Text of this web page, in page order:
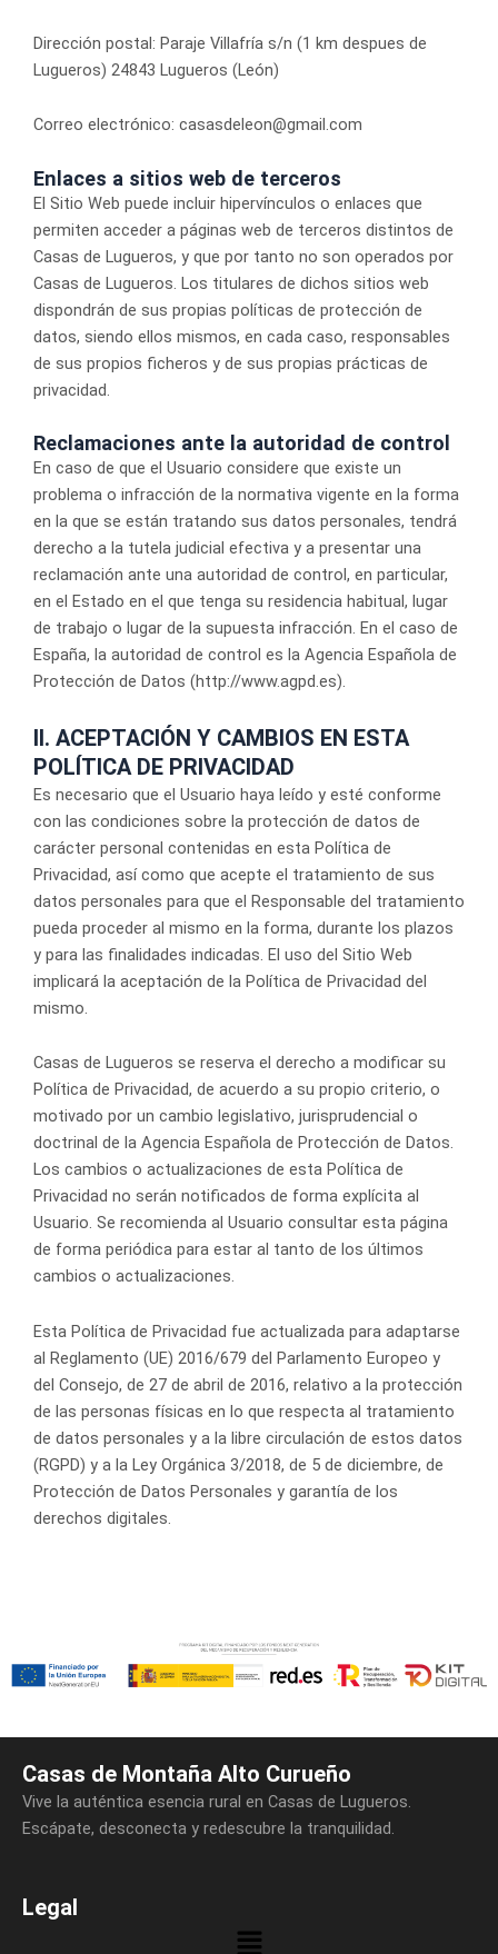
Dirección postal: Paraje Villafría s/n (1 km despues de
Lugueros) 24843 Lugueros (León)
Correo electrónico: casasdeleon@gmail.com
Enlaces a sitios web de terceros
El Sitio Web puede incluir hipervínculos o enlaces que
permiten acceder a páginas web de terceros distintos de
Casas de Lugueros, y que por tanto no son operados por
Casas de Lugueros. Los titulares de dichos sitios web
dispondrán de sus propias políticas de protección de
datos, siendo ellos mismos, en cada caso, responsables
de sus propios ficheros y de sus propias prácticas de
privacidad.
Reclamaciones ante la autoridad de control
En caso de que el Usuario considere que existe un
problema o infracción de la normativa vigente en la forma
en la que se están tratando sus datos personales, tendrá
derecho a la tutela judicial efectiva y a presentar una
reclamación ante una autoridad de control, en particular,
en el Estado en el que tenga su residencia habitual, lugar
de trabajo o lugar de la supuesta infracción. En el caso de
España, la autoridad de control es la Agencia Española de
Protección de Datos (http://www.agpd.es).
II. ACEPTACIÓN Y CAMBIOS EN ESTA
POLÍTICA DE PRIVACIDAD
Es necesario que el Usuario haya leído y esté conforme
con las condiciones sobre la protección de datos de
carácter personal contenidas en esta Política de
Privacidad, así como que acepte el tratamiento de sus
datos personales para que el Responsable del tratamiento
pueda proceder al mismo en la forma, durante los plazos
y para las finalidades indicadas. El uso del Sitio Web
implicará la aceptación de la Política de Privacidad del
mismo.
Casas de Lugueros se reserva el derecho a modificar su
Política de Privacidad, de acuerdo a su propio criterio, o
motivado por un cambio legislativo, jurisprudencial o
doctrinal de la Agencia Española de Protección de Datos.
Los cambios o actualizaciones de esta Política de
Privacidad no serán notificados de forma explícita al
Usuario. Se recomienda al Usuario consultar esta página
de forma periódica para estar al tanto de los últimos
cambios o actualizaciones.
Esta Política de Privacidad fue actualizada para adaptarse
al Reglamento (UE) 2016/679 del Parlamento Europeo y
del Consejo, de 27 de abril de 2016, relativo a la protección
de las personas físicas en lo que respecta al tratamiento
de datos personales y a la libre circulación de estos datos
(RGPD) y a la Ley Orgánica 3/2018, de 5 de diciembre, de
Protección de Datos Personales y garantía de los
derechos digitales.
Casas de Montaña Alto Curueño
Vive la auténtica esencia rural en Casas de Lugueros.
Escápate, desconecta y redescubre la tranquilidad.
Legal
Menú